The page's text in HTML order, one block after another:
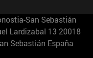
San Sebastián
Lardizabal 13 20018
Sebastián España